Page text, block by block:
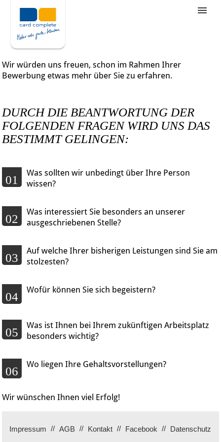
Stellenangebote
Unternehmensziele
Was wir bieten
Wir würden uns freuen, schon im Rahmen Ihrer
Bewerbung etwas mehr über Sie zu erfahren.
DURCH DIE BEANTWORTUNG DER
FOLGENDEN FRAGEN WIRD UNS DAS
BESTIMMT GELINGEN:
01
Was sollten wir unbedingt über Ihre Person
wissen?
02
Was interessiert Sie besonders an unserer
ausgeschriebenen Stelle?
03
Auf welche Ihrer bisherigen Leistungen sind Sie am
stolzesten?
04
Wofür können Sie sich begeistern?
05
Was ist Ihnen bei Ihrem zukünftigen Arbeitsplatz
besonders wichtig?
06
Wo liegen Ihre Gehaltsvorstellungen?
Wir wünschen Ihnen viel Erfolg!
Impressum AGB Kontakt Facebook Datenschutz